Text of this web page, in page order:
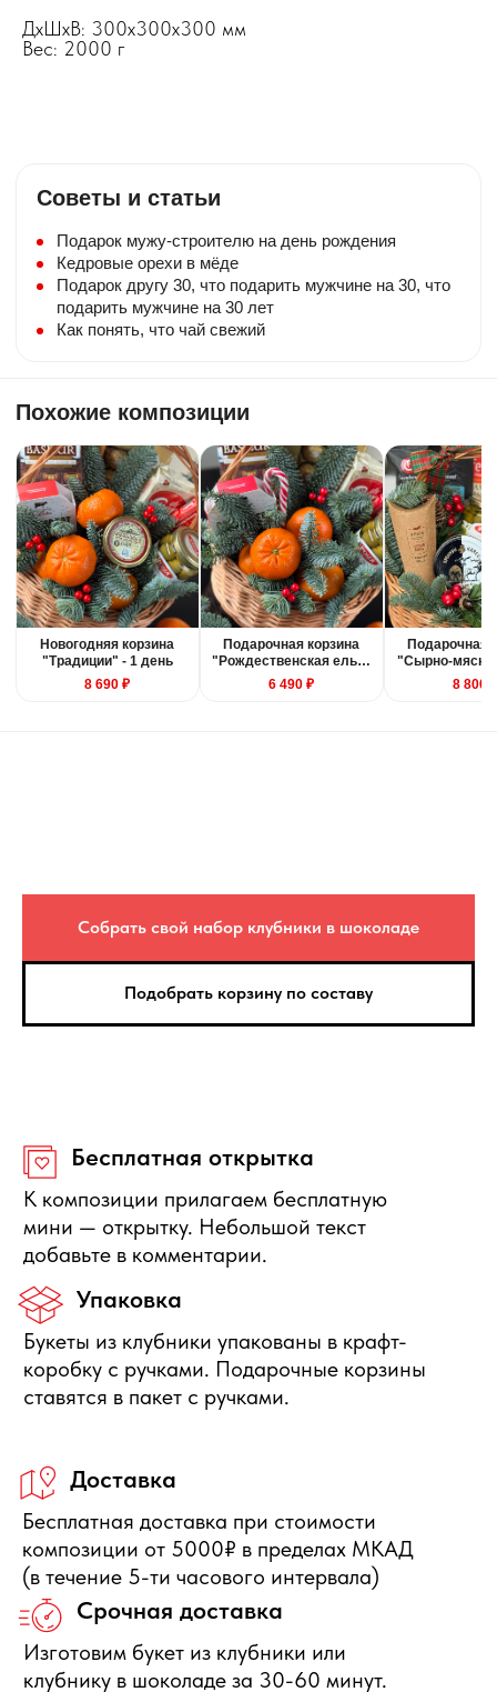
ДxШxВ: 300x300x300 мм
Вес: 2000 г
Советы и статьи
Подарок мужу-строителю на день рождения
Кедровые орехи в мёде
Подарок другу 30, что подарить мужчине на 30, что
подарить мужчине на 30 лет
Как понять, что чай свежий
Похожие композиции
Новогодняя корзина
"Традиции" - 1 день
8 690 ₽
Подарочная корзина
"Рождественская ель" -
1 день
6 490 ₽
Подарочная
"Сырно-
- 1
8 800
Собрать свой набор клубники в шоколаде
Подобрать корзину по составу
Упаковка
Букеты из клубники упакованы в крафт-
коробку с ручками. Подарочные корзины
ставятся в пакет с ручками.
Бесплатная открытка
Доставка
Бесплатная доставка при стоимости
композиции от 5000₽ в пределах МКАД
(в течение 5-ти часового интервала)
Срочная доставка
Изготовим букет из клубники или
клубнику в шоколаде за 30-60 минут.
Вес может отличаться на +/- 15%. Это
Правила отмены
Бесплатно отменяется заказ за
сутки до начала интервала
доставки, деньги полностью
вернутся.
Защита покупателя
Нужна помощь с выбором?